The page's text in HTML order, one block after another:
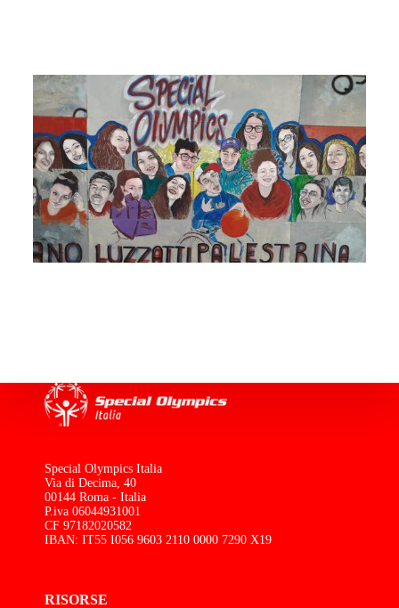
Special Olympics Italia
Via di Decima, 40
00144 Roma - Italia
P.iva 06044931001
CF 97182020582
IBAN: IT55 I056 9603 2110 0000 7290 X19
RISORSE